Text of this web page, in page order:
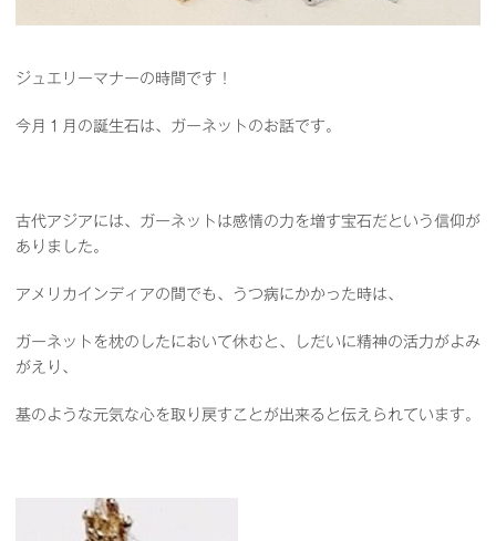
ジュエリーマナーの時間です！
今月１月の誕生石は、ガーネットのお話です。
古代アジアには、ガーネットは感情の力を増す宝石だという信仰が
ありました。
アメリカインディアの間でも、うつ病にかかった時は、
ガーネットを枕のしたにおいて休むと、しだいに精神の活力がよみ
がえり、
基のような元気な心を取り戻すことが出来ると伝えられています。